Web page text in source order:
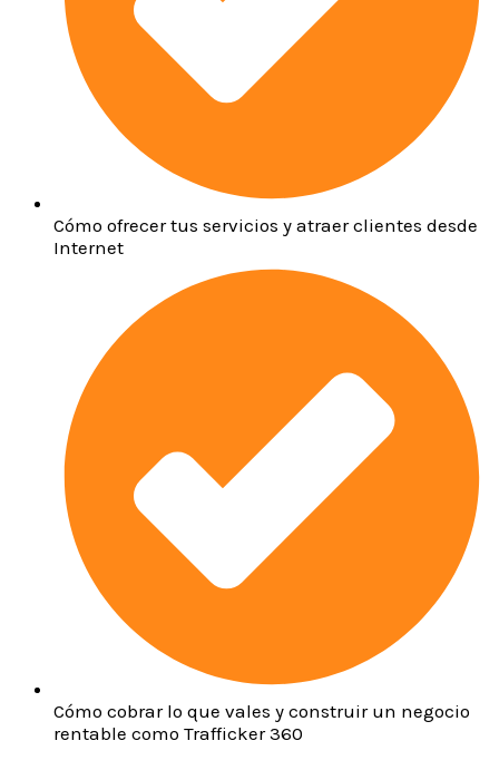
Cómo ofrecer tus servicios y atraer clientes desde
Internet
Cómo cobrar lo que vales y construir un negocio
rentable como Trafficker 360